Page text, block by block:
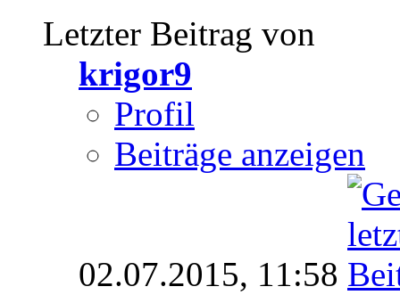
Letzter Beitrag von
krigor9
Profil
Beiträge anzeigen
02.07.2015, 11:58